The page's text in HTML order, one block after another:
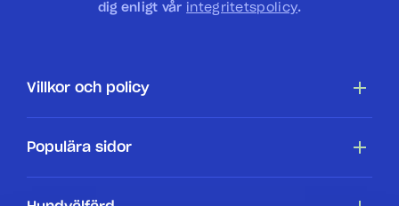
dig enligt vår integritetspolicy.
Villkor och policy
Tillgänglighetsredogörelse
Populära sidor
Hundar